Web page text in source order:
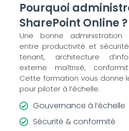
Pourquoi
SharePoint Online ?
Une bonne administration
entre productivité et
tenant, architecture
externe maîtrisé,
Cette formation vous donne
pour piloter à l’échelle.
Gouvernance à l’échelle
Sécurité & conformité